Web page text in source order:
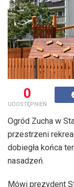
0
UDOSTĘPNIEŃ
Ogród Zucha w
przestrzeni
dobiegła końca
nasadzeń.
Mówi prezydent